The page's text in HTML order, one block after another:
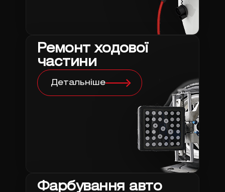
Ремонт ходової
частини
Детальніше
Фарбування авто